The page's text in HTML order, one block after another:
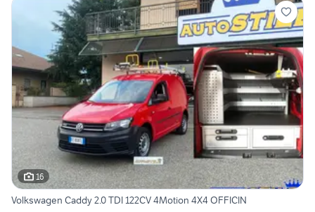
16
Volkswagen Caddy 2.0 TDI 122CV 4Motion 4X4 OFFICIN